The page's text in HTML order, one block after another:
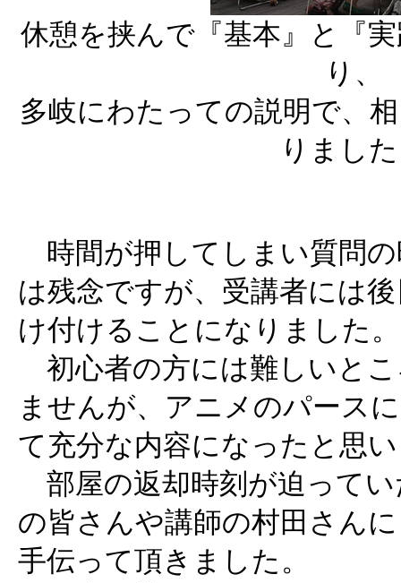
休憩を挟んで『基本』と『
り、
多岐にわたっての説明で、
りまし
時間が押してしまい質問
は残念ですが、受講者には
け付けることになりました。
初心者の方には難しいと
ませんが、アニメのパース
て充分な内容になったと思
部屋の返却時刻が迫って
の皆さんや講師の村田さん
手伝って頂きました。